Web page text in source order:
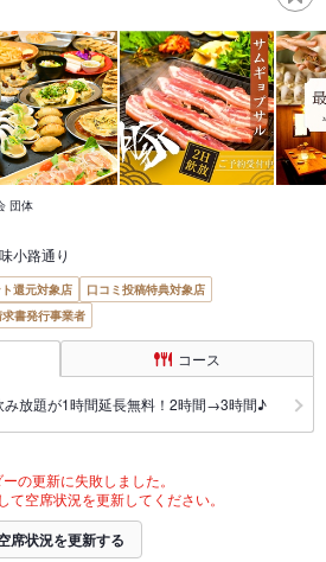
団体
小路通り
還元対象店
口コミ投稿特典対象店
書発行事業者
コース
放題が1時間延長無料！2時間→3時間♪
の更新に失敗しました。
て空席状況を更新してください。
席状況を更新する